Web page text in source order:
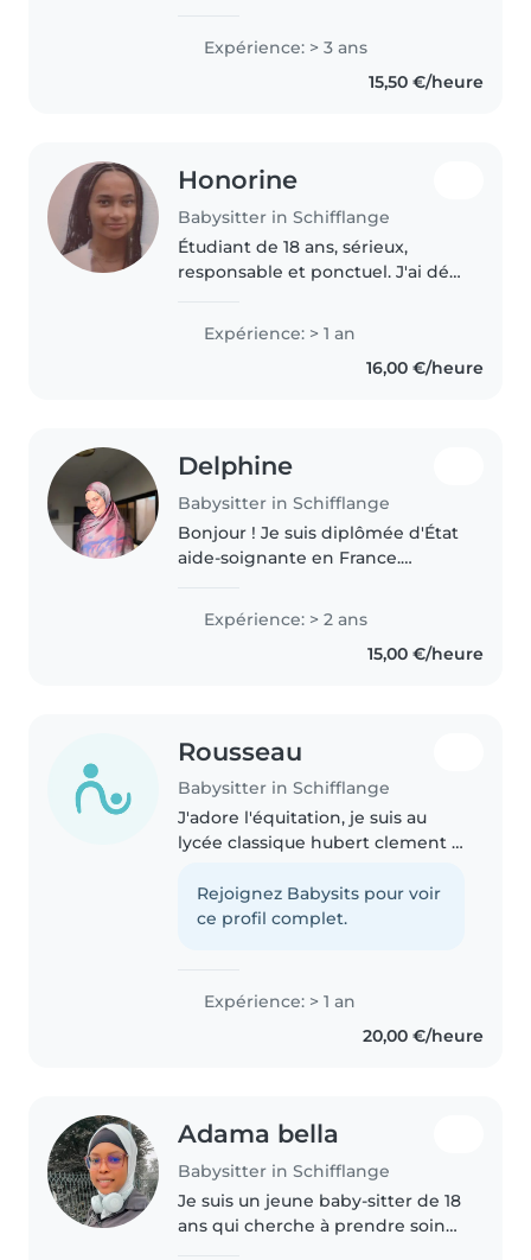
Agent-socio-pédagogique
Ausbildung und bringe
mehrsprachige Fähigkeiten in
Expérience: > 3 ans
15,50 €/heure
Honorine
Babysitter in Schifflange
Étudiant de 18 ans, sérieux,
responsable et ponctuel. J'ai déjà
enfants de différents âges.
J'aime m'occuper des enfants,
jouer avec eux et veiller..
Expérience: > 1 an
16,00 €/heure
Delphine
Babysitter in Schifflange
Bonjour ! Je suis diplômée d'État
aide-soignante en France.
et veiller à leur bien-être dans un
environnement sécurisant...
Expérience: > 2 ans
15,00 €/heure
Rousseau
Babysitter in Schifflange
J'adore l'équitation, je suis au
lycée classique hubert clement a
gagner un peu d'argent , j'adore
les enfants
Rejoignez Babysits pour voir
ce profil complet.
Expérience: > 1 an
20,00 €/heure
Adama bella
Babysitter in Schifflange
Je suis un jeune baby-sitter de 18
ans qui cherche à prendre soin